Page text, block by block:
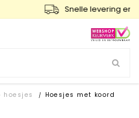
en gratis ruilen
hoesjes / Hoesjes met koord